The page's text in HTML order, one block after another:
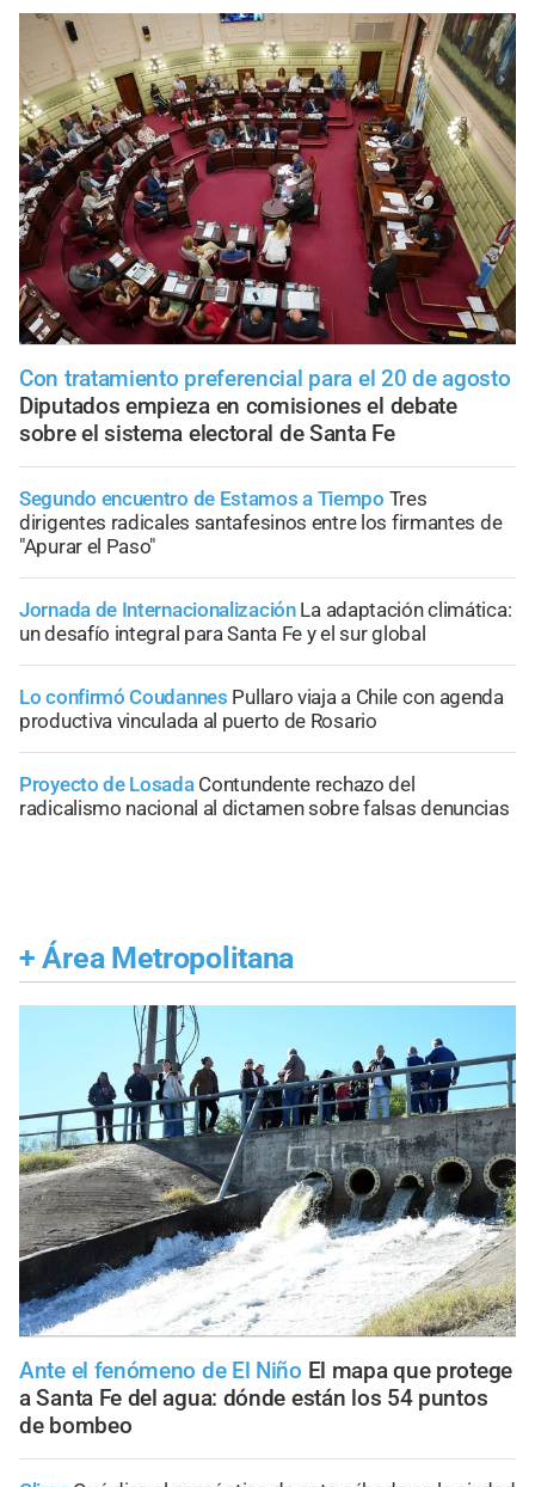
Con tratamiento preferencial para el 20 de agosto
Diputados empieza en comisiones el debate
sobre el sistema electoral de Santa Fe
Segundo encuentro de Estamos a Tiempo Tres
dirigentes radicales santafesinos entre los firmantes de
"Apurar el Paso"
Jornada de Internacionalización La adaptación climática:
un desafío integral para Santa Fe y el sur global
Lo confirmó Coudannes Pullaro viaja a Chile con agenda
productiva vinculada al puerto de Rosario
Proyecto de Losada Contundente rechazo del
radicalismo nacional al dictamen sobre falsas denuncias
+ Área Metropolitana
Ante el fenómeno de El Niño El mapa que protege
a Santa Fe del agua: dónde están los 54 puntos
de bombeo